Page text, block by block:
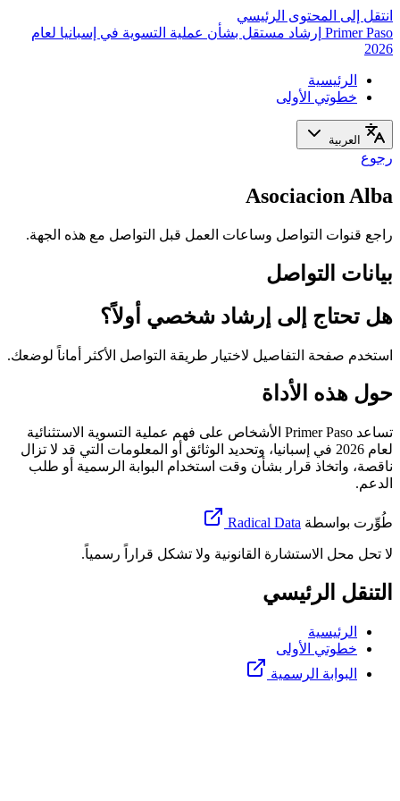
انتقل إلى المحتوى الرئيسي
Primer Paso إرشاد مستقل بشأن عملية التسوية في إسبانيا لعام
2026
الرئيسية
خطوتي الأولى
العربية
رجوع
Asociacion Alba
راجع قنوات التواصل وساعات العمل قبل التواصل مع هذه الجهة.
بيانات التواصل
هل تحتاج إلى إرشاد شخصي أولاً؟
استخدم صفحة التفاصيل لاختيار طريقة التواصل الأكثر أماناً لوضعك.
حول هذه الأداة
تساعد Primer Paso الأشخاص على فهم عملية التسوية الاستثنائية
لعام 2026 في إسبانيا، وتحديد الوثائق أو المعلومات التي قد لا تزال
ناقصة، واتخاذ قرار بشأن وقت استخدام البوابة الرسمية أو طلب
الدعم.
طُوِّرت بواسطة Radical Data
لا تحل محل الاستشارة القانونية ولا تشكل قراراً رسمياً.
التنقل الرئيسي
الرئيسية
خطوتي الأولى
البوابة الرسمية